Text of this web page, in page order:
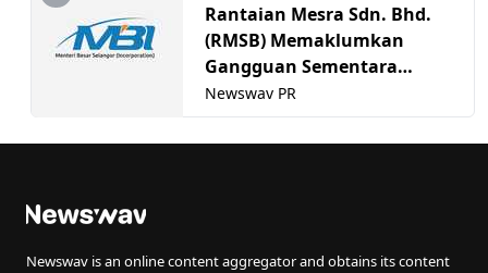
Rantaian Mesra Sdn. Bhd.
(RMSB) Memaklumkan
Gangguan Sementara
Sistem Selangor Intelligent
Parking (SIP)
Newswav PR
Newswav is an online content aggregator and obtains its content